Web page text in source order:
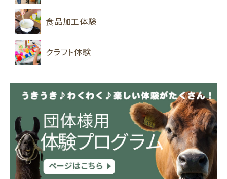
食品加工体験
クラフト体験